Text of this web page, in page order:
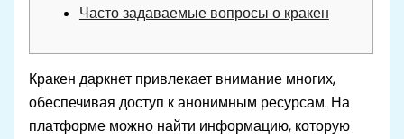
Часто задаваемые вопросы о кракен
Кракен даркнет привлекает внимание многих,
обеспечивая доступ к анонимным ресурсам. На
платформе можно найти информацию, которую